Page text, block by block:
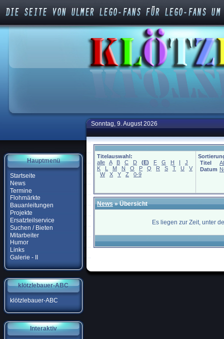
Hauptmenü
Startseite
News
Termine
Flohmärkte
Bauanleitungen
Projekte
Ersatzteilservice
Suchen / Bieten
Mitarbeiter
Humor
Links
Galerie - II
klötzlebauer-ABC
klötzlebauer-ABC
Interaktiv
Sonntag, 9. August 2026
Titelauswahl:
alle
A B C D (E) F G H I
J
K
L M N O P Q R S T U
V
W
X Y Z 0-9
Titel
Datum
News» Übersicht
Es liegen zur Zeit, unter